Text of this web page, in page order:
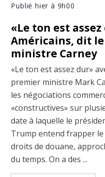
Publié hier à 9h00
«Le ton est
Américains, dit
ministre Carney
«Le ton est assez dur»
premier ministre Mark
les négociations
«constructives» sur
date à laquelle le
Trump entend frapper le
droits de douane,
du temps. On a des ...